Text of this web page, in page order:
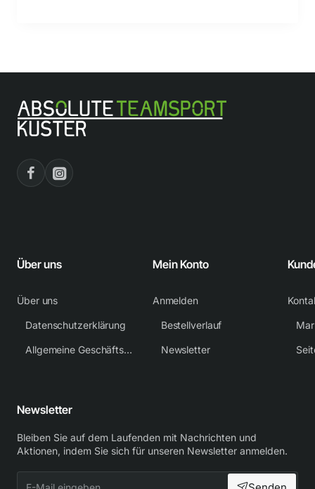
Über uns
Über uns
Datenschutzerklärung
Allgemeine Geschäftsbedingungen
Mein Konto
Anmelden
Bestellverlauf
Newsletter
Newsletter
Bleiben Sie auf dem Laufenden mit Nachrichten und
Aktionen, indem Sie sich für unseren Newsletter anmelden.